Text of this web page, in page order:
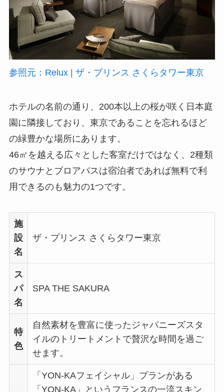
参照元：Relux | ザ・プリンス さくらタワー東京
ホテルの名前の通り、200本以上の桜が咲く日本庭
園に隣接しており、東京であることを忘れるほど
の緑豊かな場所にあります。
46㎡を越える広々とした客室だけではなく、2種類
のサウナとブロアバスは宿泊者であれば無料で利
用できるのも魅力の1つです。
施
設
名
ザ・プリンス さくらタワー東京
ス
パ
名
SPA THE SAKURA
特
色
自然素材を豊富に使ったジャパニーズスタ
イルのトリートメントで贅沢な時間を過ご
せます。
「YON-KAフェイシャル」プランがある
「YON-KA」というフランスの一流スキン